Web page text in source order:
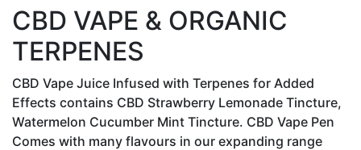
CBD VAPE & ORGANIC
TERPENES
CBD Vape Juice Infused with Terpenes for Added
Effects contains CBD Strawberry Lemonade Tincture,
Watermelon Cucumber Mint Tincture. CBD Vape Pen
Comes with many flavours in our expanding range